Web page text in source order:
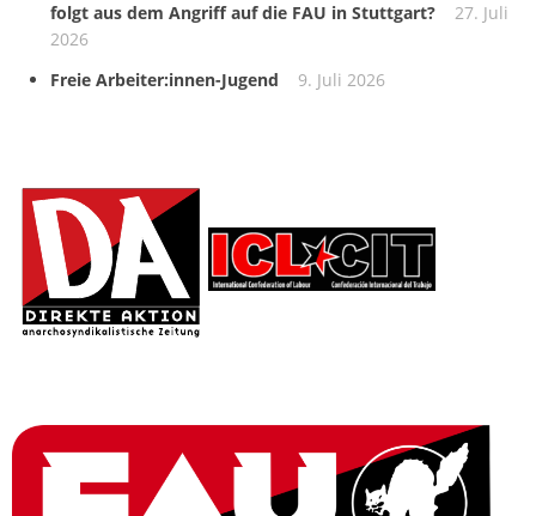
folgt aus dem Angriff auf die FAU in Stuttgart?
27. Juli
2026
Freie Arbeiter:innen-Jugend
9. Juli 2026